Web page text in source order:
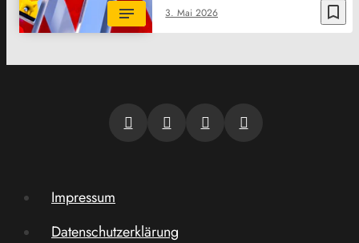
bookmark_border
3. Mai 2026
Impressum
Datenschutzerklärung